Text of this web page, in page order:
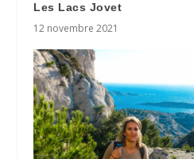
Les Lacs Jovet
12 novembre 2021